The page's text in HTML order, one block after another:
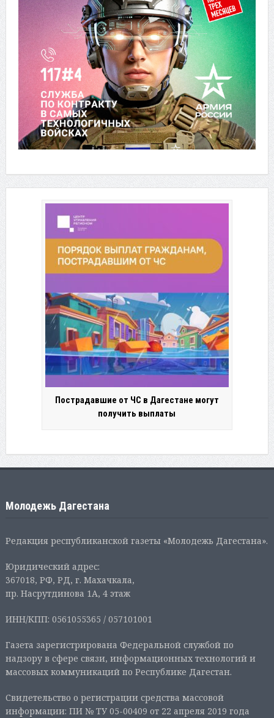
Пострадавшие от ЧС в Дагестане могут
получить выплаты
Молодежь Дагестана
Редакция республиканской газеты «Молодежь Дагестана».
Юридический адрес:
367018, РФ, РД, г. Махачкала,
пр. Насрутдинова 1А, 4 этаж
ИНН/КПП: 0561055365 / 057101001
Газета зарегистрирована Федеральной службой по
надзору в сфере связи, информационных технологий и
массовых коммуникаций по Республике Дагестан.
Свидетельство о регистрации средства массовой
информации: ПИ № ТУ 05-00409 от 22 апреля 2019 года